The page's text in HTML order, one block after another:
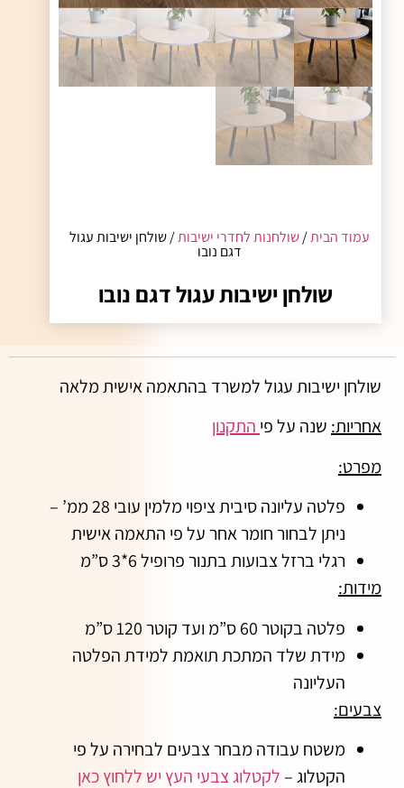
שולחן ישיבות עגול למשרד בהתאמה אישית מלאה
אחריות: שנה על פי התקנון
מפרט:
פלטה עליונה סיבית ציפוי מלמין עובי 28 ממ’ –
ניתן לבחור חומר אחר על פי התאמה אישית
רגלי ברזל צבועות בתנור פרופיל 6*3 ס”מ
מידות:
פלטה בקוטר 60 ס”מ ועד קוטר 120 ס”מ
מידת שלד המתכת תואמת למידת הפלטה
העליונה
צבעים:
משטח עבודה מבחר צבעים לבחירה על פי
הקטלוג –לקטלוג צבעי העץ יש ללחוץ כאן
עמוד הבית/שולחנות לחדרי ישיבות/ שולחן ישיבות עגול
דגם נובו
שולחן ישיבות עגול דגם נובו